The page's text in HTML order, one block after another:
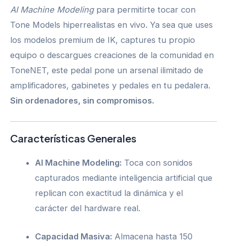
AI Machine Modelingpara permitirte tocar con
Tone Models hiperrealistas en vivo. Ya sea que uses
los modelos premium de IK, captures tu propio
equipo o descargues creaciones de la comunidad en
ToneNET, este pedal pone un arsenal ilimitado de
amplificadores, gabinetes y pedales en tu pedalera.
Sin ordenadores, sin compromisos.
Características Generales
AI Machine Modeling: Toca con sonidos
capturados mediante inteligencia artificial que
replican con exactitud la dinámica y el
carácter del hardware real.
Capacidad Masiva: Almacena hasta 150